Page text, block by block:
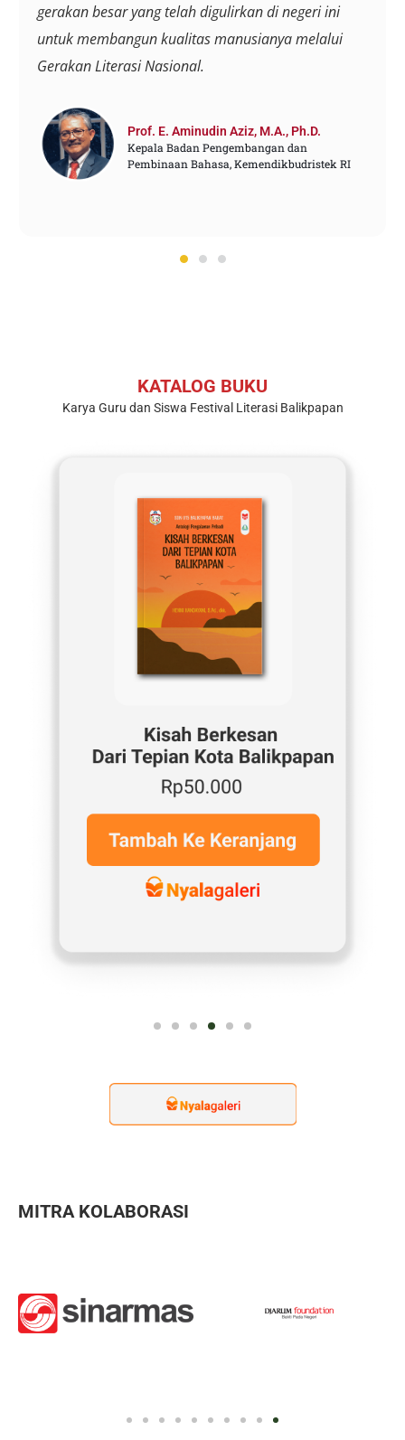
gerakan besar yang telah digulirkan di negeri ini
untuk membangun kualitas manusianya melalui
Gerakan Literasi Nasional.
Prof. E. Aminudin Aziz, M.A., Ph.D.
Kepala Badan Pengembangan dan
Pembinaan Bahasa, Kemendikbudristek RI
KATALOG BUKU
Karya Guru dan Siswa Festival Literasi Balikpapan
MITRA KOLABORASI